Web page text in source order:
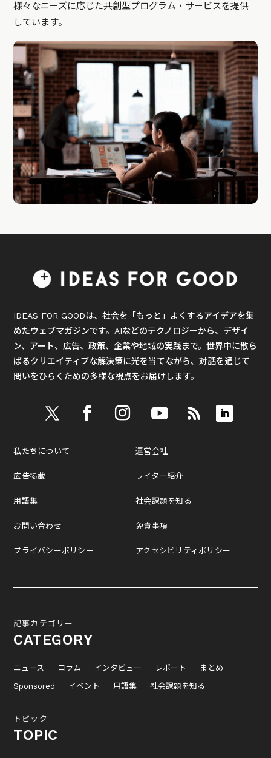
様々なニーズに応じた共創型プログラム・サービスを提供
しています。
IDEAS FOR GOODは、社会を「もっと」よくするアイデアを集
めたウェブマガジンです。AIなどのテクノロジーから、デザイ
ン、アート、広告、政策、企業や地域の実践まで。世界中に散ら
ばるクリエイティブな解決策に光を当てながら、対話を通じて
問いをひらくための多様な視点をお届けします。
私たちについて
広告掲載
用語集
お問い合わせ
プライバシーポリシー
運営会社
ライター紹介
社会課題を知る
免責事項
アクセシビリティポリシー
記事カテゴリー
CATEGORY
ニュース コラム インタビュー レポート
まとめ
Sponsored
イベント 用語集 社会課題を知る
トピック
TOPIC